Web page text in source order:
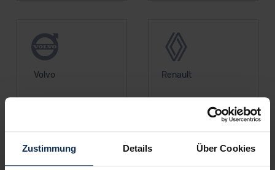
Zustimmung Details Über Cookies
Volvo Renault